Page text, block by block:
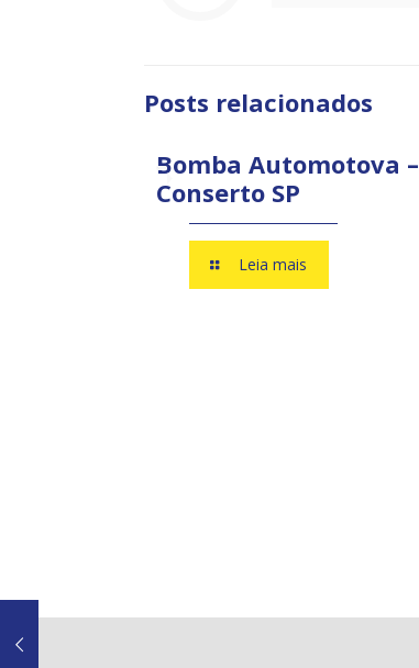
Posts relacionados
Bomba Automotova –
Conserto SP
Leia mais